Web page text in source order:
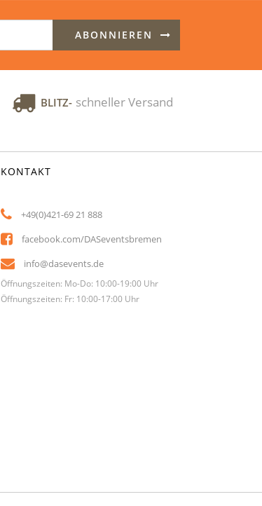
ABONNIEREN
BLITZ- schneller Versand
KONTAKT
+49(0)421-69 21 888
facebook.com/DASeventsbremen
info@dasevents.de
Öffnungszeiten: Mo-Do: 10:00-19:00 Uhr
Öffnungszeiten: Fr: 10:00-17:00 Uhr